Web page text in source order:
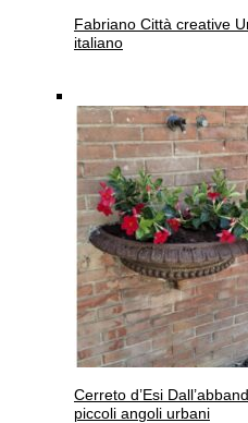
Fabriano Città creative
italiano
Cerreto d’Esi
piccoli angoli urbani